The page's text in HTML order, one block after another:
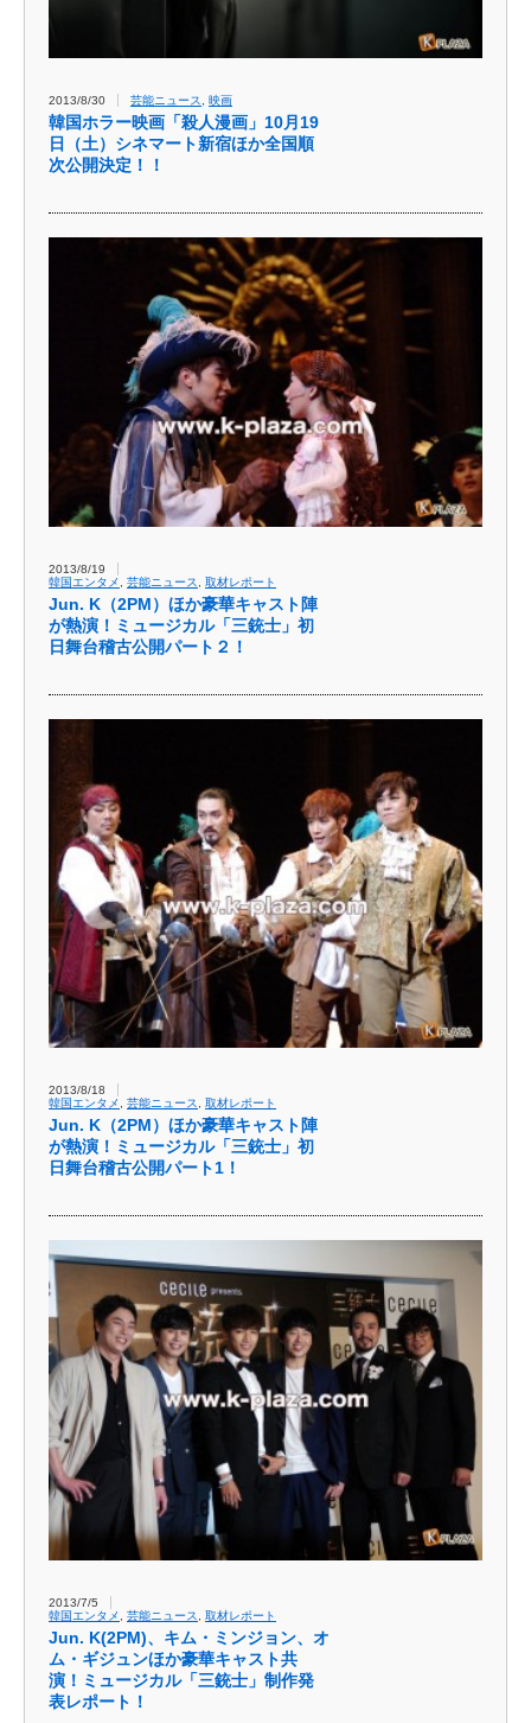
2013/8/30 芸能ニュース, 映画
韓国ホラー映画「殺人漫画」10月19
日（土）シネマート新宿ほか全国順
次公開決定！！
2013/8/19
韓国エンタメ , 芸能ニュース, 取材レポート
Jun. K（2PM）ほか豪華キャスト陣
が熱演！ミュージカル「三銃士」初
日舞台稽古公開パート２！
2013/8/18
韓国エンタメ
芸能ニュース 取材レポート
Jun. K（2PM）ほか豪華キャスト陣
が熱演！ミュージカル「三銃士」初
日舞台稽古公開パート1！
2013/7/5
韓国エンタメ
芸能ニュース 取材レポート
Jun. K(2PM)、キム・ミンジョン、オ
ム・ギジュンほか豪華キャスト共
演！ミュージカル「三銃士」制作発
表レポート！